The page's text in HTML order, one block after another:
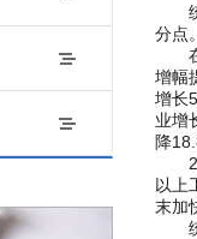
统
分点
在
增幅
增长
业增
降
24
以上
末加
统